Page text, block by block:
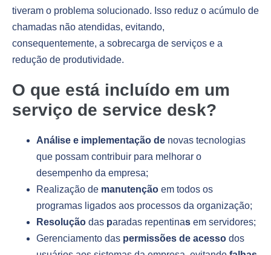
tiveram o problema solucionado. Isso reduz o acúmulo de
chamadas não atendidas, evitando,
consequentemente, a sobrecarga de serviços e a
redução de produtividade.
O que está incluído em um
serviço de service desk?
Análise e implementação de novas tecnologias
que possam contribuir para melhorar o
desempenho da empresa;
Realização de manutenção em todos os
programas ligados aos processos da organização;
Resolução das paradas repentinas em servidores;
Gerenciamento das permissões de acesso dos